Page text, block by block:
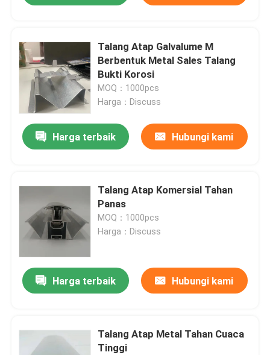
Talang Atap Galvalume M
Berbentuk Metal Sales Talang
Bukti Korosi
MOQ：1000pcs
Harga：Discuss
Harga terbaik Hubungi kami
Talang Atap Komersial Tahan
Panas
MOQ：1000pcs
Harga：Discuss
Harga terbaik Hubungi kami
Talang Atap Metal Tahan Cuaca
Tinggi